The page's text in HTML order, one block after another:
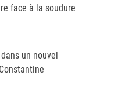
face à la soudure
un nouvel